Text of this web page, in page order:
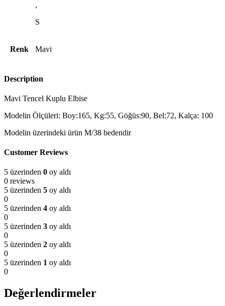
,
S
Renk Mavi
Description
Mavi Tencel Kuplu Elbise
Modelin Ölçüleri: Boy:165, Kg:55, Göğüs:90, Bel:72, Kalça: 100
Modelin üzerindeki ürün M/38 bedendir
Customer Reviews
5 üzerinden 0 oy aldı
0 reviews
5 üzerinden 5 oy aldı
0
5 üzerinden 4 oy aldı
0
5 üzerinden 3 oy aldı
0
5 üzerinden 2 oy aldı
0
5 üzerinden 1 oy aldı
0
Değerlendirmeler